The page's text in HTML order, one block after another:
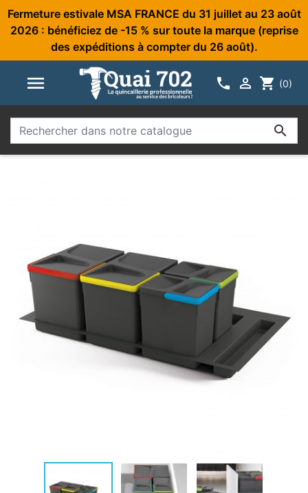
Fermeture estivale MSA FRANCE du 31 juillet au 23 août
2026 : bénéficiez de -15 % sur toute la marque (reprise
des expéditions à compter du 26 août).
   shopping_cart (0)
